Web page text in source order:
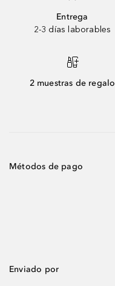
Entrega
2-3 días laborables
2 muestras de regalo
Métodos de pago
Enviado por